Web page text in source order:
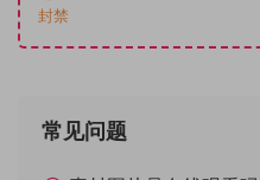
封禁
常见问题